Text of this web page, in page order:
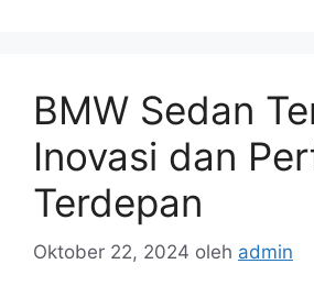
BMW Sedan
Inovasi dan
Terdepan
Oktober 22, 2024 oleh admin